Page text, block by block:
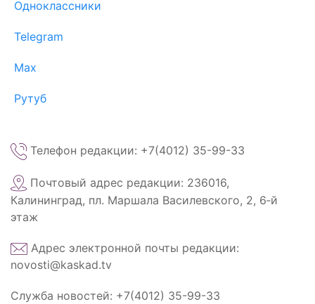
Одноклассники
Telegram
Max
Рутуб
Телефон редакции: +7(4012) 35-99-33
Почтовый адрес редакции: 236016,
Калининград, пл. Маршала Василевского, 2, 6‑й
этаж
Адрес электронной почты редакции:
novosti@kaskad.tv
Служба новостей: +7(4012) 35-99-33